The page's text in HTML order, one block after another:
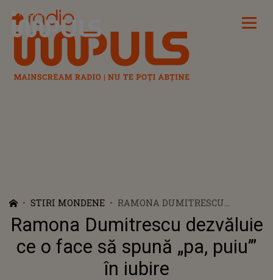
Radio Impuls
STIRI MONDENE
RAMONA DUMITRESCU
DEZVĂLUIE CE O FACE SĂ
SPUNĂ „PA, PUIU’” ÎN IUBIRE
Ramona Dumitrescu dezvăluie
ce o face să spună „pa, puiu’”
în iubire